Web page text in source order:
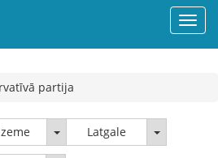
partija
VidzemeLatgale Latgale